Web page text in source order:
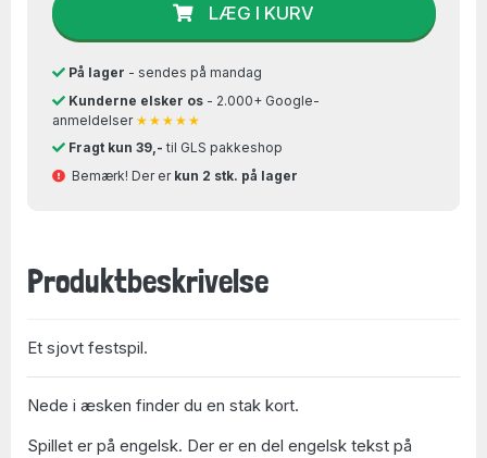
LÆG I KURV
På lager - sendes på mandag
Kunderne elsker os- 2.000+ Google-
anmeldelser ★★★★★
Fragt kun 39,- til GLS pakkeshop
Bemærk! Der er kun 2 stk. på lager
Produktbeskrivelse
Et sjovt festspil.
Nede i æsken finder du en stak kort.
Spillet er på engelsk. Der er en del engelsk tekst på